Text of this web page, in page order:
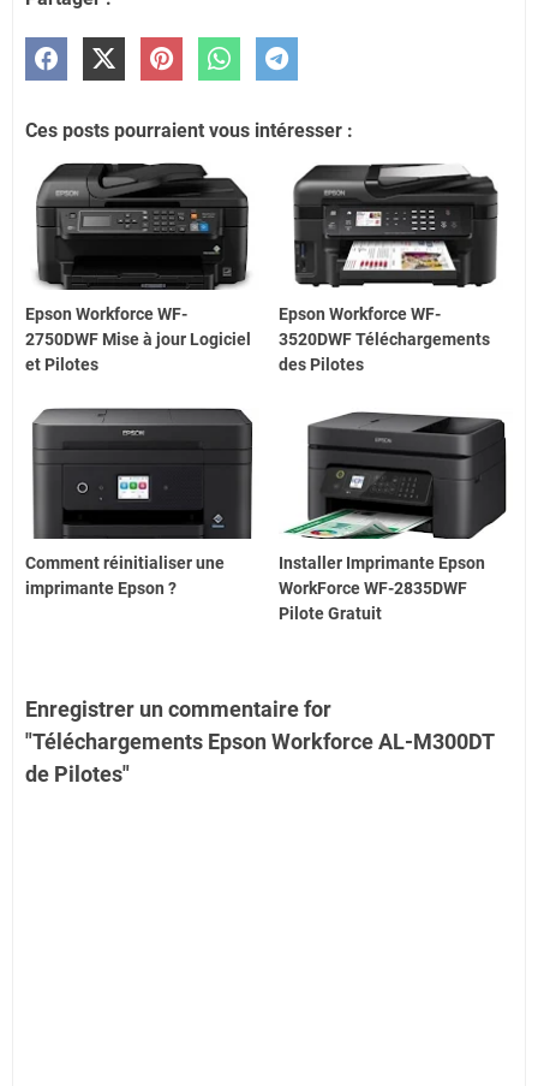
Ces posts pourraient vous intéresser :
Epson Workforce WF-
2750DWF Mise à jour Logiciel
et Pilotes
Epson Workforce WF-
3520DWF Téléchargements
des Pilotes
Comment réinitialiser une
imprimante Epson ?
Installer Imprimante Epson
WorkForce WF-2835DWF
Pilote Gratuit
Enregistrer un commentaire for
"Téléchargements Epson Workforce AL-M300DT
de Pilotes"